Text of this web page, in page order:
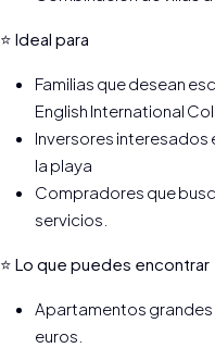
⭐ Ideal para
Familias que desean
English International
Inversores interesados
la playa
Compradores que
servicios.
⭐ Lo que puedes encontrar
Apartamentos
euros.